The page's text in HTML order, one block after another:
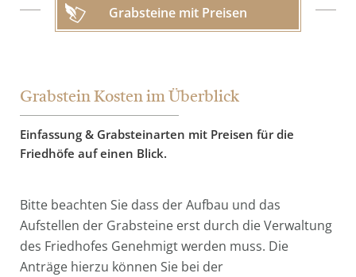
Grabsteine mit Preisen
Grabstein Kosten im Überblick
Einfassung & Grabsteinarten mit Preisen für die
Friedhöfe auf einen Blick.
Bitte beachten Sie dass der Aufbau und das
Aufstellen der Grabsteine erst durch die Verwaltung
des Friedhofes Genehmigt werden muss. Die
Anträge hierzu können Sie bei der